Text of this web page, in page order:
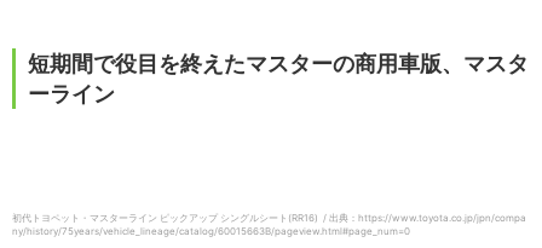
短期間で役目を終えたマスターの商用車版、マスタ
ーライン
初代トヨペット・マスターライン ピックアップ シングルシート(RR16) / 出典：https://www.toyota.co.jp/jpn/compa
ny/history/75years/vehicle_lineage/catalog/60015663B/pageview.html#page_num=0